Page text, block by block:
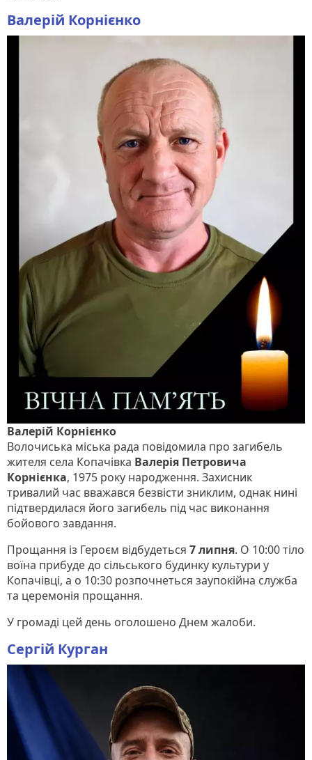
Валерій Корнієнко
Валерій Корнієнко
Волочиська міська рада повідомила про загибель
жителя села Копачівка Валерія Петровича
Корнієнка, 1975 року народження. Захисник
тривалий час вважався безвісти зниклим, однак нині
підтвердилася його загибель під час виконання
бойового завдання.
Прощання із Героєм відбудеться 7 липня. О 10:00 тіло
воїна прибуде до сільського будинку культури у
Копачівці, а о 10:30 розпочнеться заупокійна служба
та церемонія прощання.
У громаді цей день оголошено Днем жалоби.
Сергій Курган